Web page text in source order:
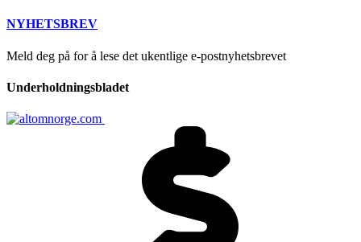
NYHETSBREV
Meld deg på for å lese det ukentlige e-postnyhetsbrevet
Underholdningsbladet